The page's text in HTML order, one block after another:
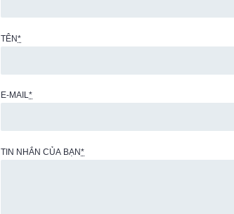
TÊN*
E-MAIL*
TIN NHẮN CỦA BẠN*